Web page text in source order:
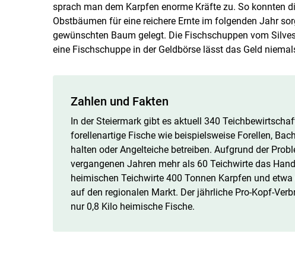
sprach man dem Karpfen enorme Kräfte zu. So konnten
Obstbäumen für eine reichere Ernte im folgenden Jahr
gewünschten Baum gelegt. Die Fischschuppen vom
eine Fischschuppe in der Geldbörse lässt das Geld
Zahlen und Fakten
In der Steiermark gibt es aktuell 340
forellenartige Fische wie beispielsweise Forellen,
halten oder Angelteiche betreiben. Aufgrund der
vergangenen Jahren mehr als 60 Teichwirte das
heimischen Teichwirte 400 Tonnen Karpfen und
auf den regionalen Markt. Der jährliche Pro-Kopf-
nur 0,8 Kilo heimische Fische.